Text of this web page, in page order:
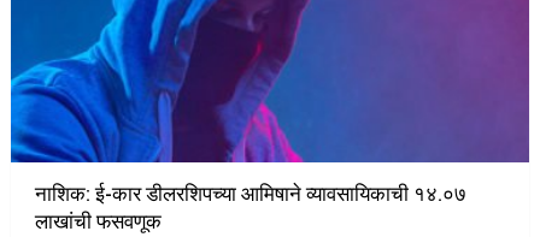
नाशिक: ई-कार डीलरशिपच्या आमिषाने व्यावसायिकाची १४.०७
लाखांची फसवणूक